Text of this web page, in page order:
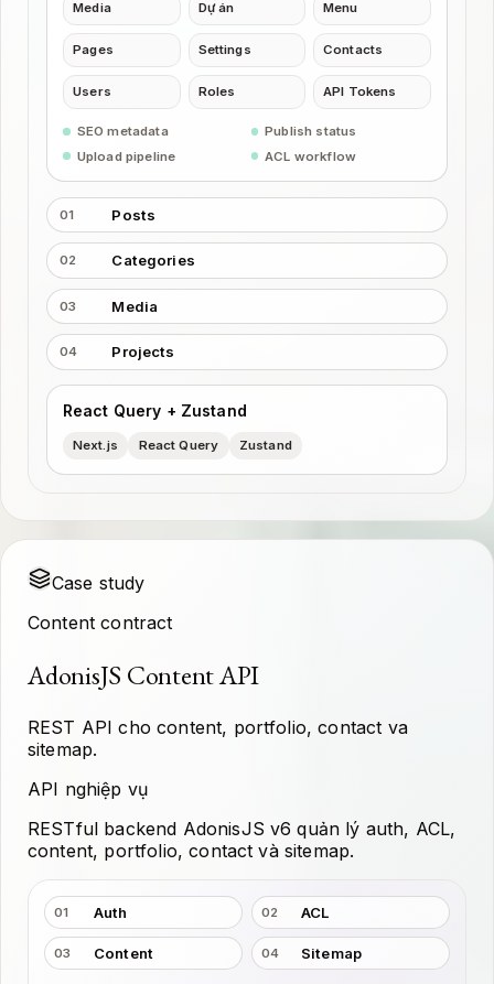
Media Dự án Menu
Pages Settings Contacts
Users Roles API Tokens
SEO metadata
Publish status
Upload pipeline
ACL workflow
01 Posts
02 Categories
03 Media
04 Projects
React Query + Zustand
Next.js React Query Zustand
Case study
Content contract
AdonisJS Content API
REST API cho content, portfolio, contact va
sitemap.
API nghiệp vụ
RESTful backend AdonisJS v6 quản lý auth, ACL,
content, portfolio, contact và sitemap.
01 Auth 02 ACL
03 Content 04 Sitemap